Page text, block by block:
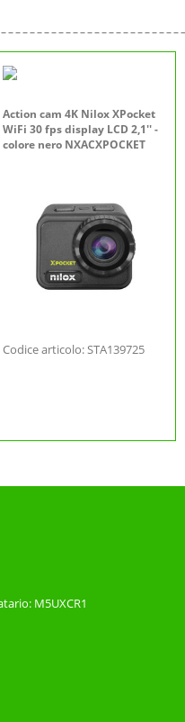
Action cam 4K Nilox XPocket
WiFi 30 fps display LCD 2,1'' -
colore nero NXACXPOCKET
Codice articolo: STA139725
M5UXCR1